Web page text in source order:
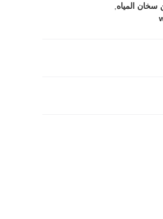
سخان المياه